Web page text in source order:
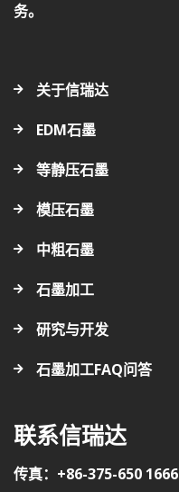
务。
关于信瑞达
EDM石墨
等静压石墨
模压石墨
中粗石墨
石墨加工
研究与开发
石墨加工FAQ问答
联系信瑞达
传真：+86-375-650 1666